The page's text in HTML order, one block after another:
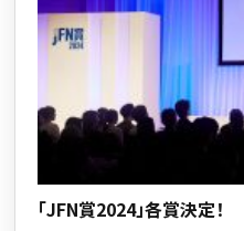
「JFN賞2024」各賞決定！